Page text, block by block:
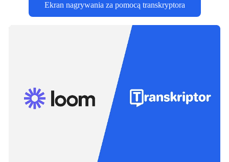
Ekran nagrywania za pomocą transkryptora